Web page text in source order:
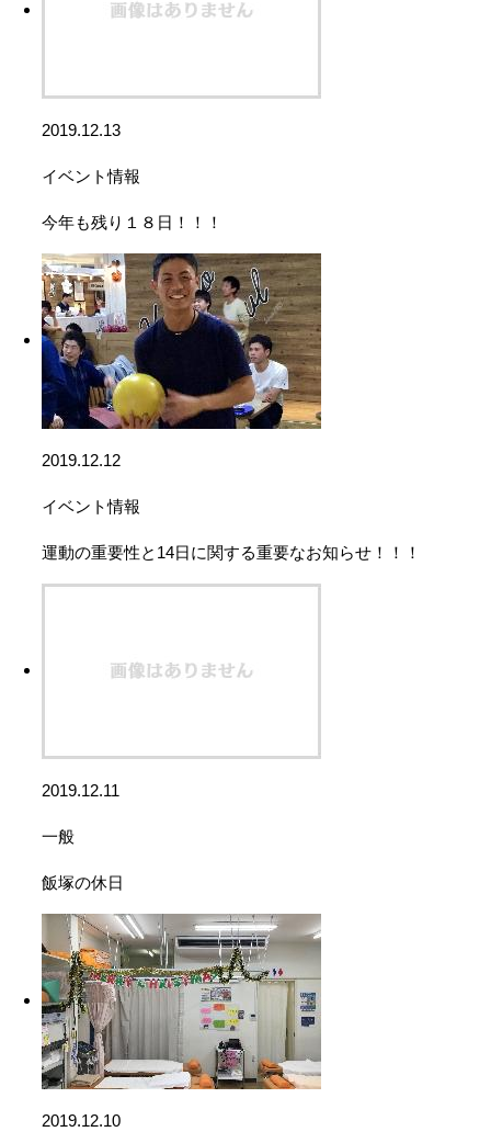
2019.12.13
イベント情報
今年も残り１８日！！！
2019.12.12
イベント情報
運動の重要性と14日に関する重要なお知らせ！！！
2019.12.11
一般
飯塚の休日
2019.12.10